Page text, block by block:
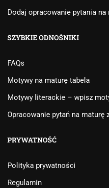
Dodaj opracowanie pytania
SZYBKIE ODNOŚNIKI
FAQs
Motywy na maturę tabela
Motywy literackie – wpisz
Opracowanie pytań na maturę
PRYWATNOŚĆ
Polityka prywatności
Regulamin